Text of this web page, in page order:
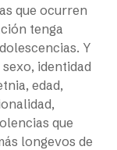
que ocurren
tenga
Y
identidad
edad,
que
longevos de